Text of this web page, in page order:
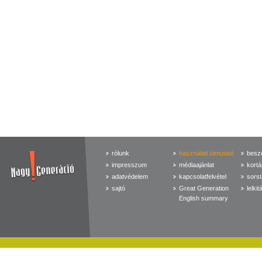
rólunk
impresszum
adatvédelem
sajtó
használati útmutató
médiaajánlat
kapcsolatfelvétel
Great Generation
English summary